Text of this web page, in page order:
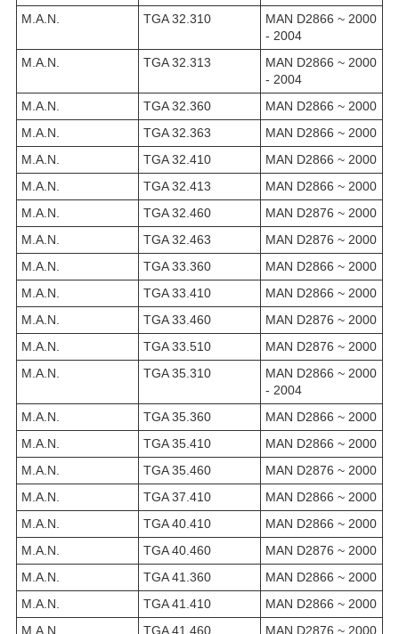
M.A.N.
TGA 32.310
MAN D2866 ~ 2000
- 2004
M.A.N.
TGA 32.313
MAN D2866 ~ 2000
- 2004
M.A.N.
TGA 32.360
MAN D2866 ~ 2000
M.A.N.
TGA 32.363
MAN D2866 ~ 2000
M.A.N.
TGA 32.410
MAN D2866 ~ 2000
M.A.N.
TGA 32.413
MAN D2866 ~ 2000
M.A.N.
TGA 32.460
MAN D2876 ~ 2000
M.A.N.
TGA 32.463
MAN D2876 ~ 2000
M.A.N.
TGA 33.360
MAN D2866 ~ 2000
M.A.N.
TGA 33.410
MAN D2866 ~ 2000
M.A.N.
TGA 33.460
MAN D2876 ~ 2000
M.A.N.
TGA 33.510
MAN D2876 ~ 2000
M.A.N.
TGA 35.310
MAN D2866 ~ 2000
- 2004
M.A.N.
TGA 35.360
MAN D2866 ~ 2000
M.A.N.
TGA 35.410
MAN D2866 ~ 2000
M.A.N.
TGA 35.460
MAN D2876 ~ 2000
M.A.N.
TGA 37.410
MAN D2866 ~ 2000
M.A.N.
TGA 40.410
MAN D2866 ~ 2000
M.A.N.
TGA 40.460
MAN D2876 ~ 2000
M.A.N.
TGA 41.360
MAN D2866 ~ 2000
M.A.N.
TGA 41.410
MAN D2866 ~ 2000
M.A.N.
TGA 41.460 MAN D2876 ~ 2000